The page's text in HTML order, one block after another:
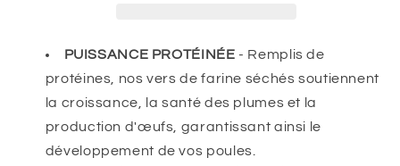
PUISSANCE PROTÉINÉE - Remplis de
protéines, nos vers de farine séchés soutiennent
la croissance, la santé des plumes et la
production d'œufs, garantissant ainsi le
développement de vos poules.